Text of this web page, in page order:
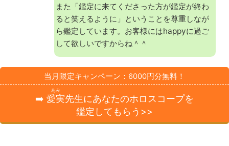
また「鑑定に来てくださった方が鑑定が終わ
ると笑えるように」ということを尊重しなが
ら鑑定しています。お客様にはhappyに過ご
して欲しいですからね＾＾
当月限定キャンペーン：6000円分無料！
➡️ 愛実
あみ
先生にあなたのホロスコープを
鑑定してもらう>>